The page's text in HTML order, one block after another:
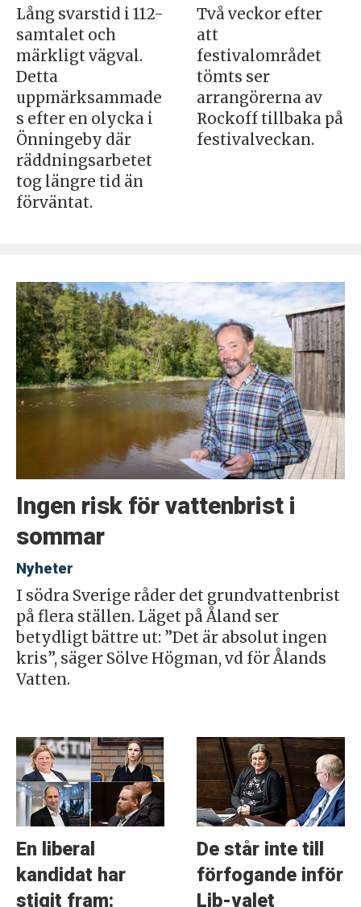
Lång svarstid i 112-
samtalet och
märkligt vägval.
Detta
uppmärksammade
s efter en olycka i
Önningeby där
räddningsarbetet
tog längre tid än
förväntat.
Två veckor efter
att
festivalområdet
tömts ser
arrangörerna av
Rockoff tillbaka på
festivalveckan.
Ingen risk för vattenbrist i
sommar
Nyheter
I södra Sverige råder det grundvattenbrist
på flera ställen. Läget på Åland ser
betydligt bättre ut: ”Det är absolut ingen
kris”, säger Sölve Högman, vd för Ålands
Vatten.
En liberal
kandidat har
stigit fram:
De står inte till
förfogande inför
Lib-valet